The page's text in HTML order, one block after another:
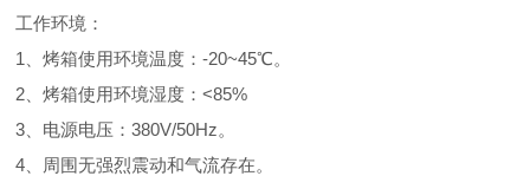
工作环境：
1、烤箱使用环境温度：-20~45℃。
2、烤箱使用环境湿度：<85%
3、电源电压：380V/50Hz。
4、周围无强烈震动和气流存在。